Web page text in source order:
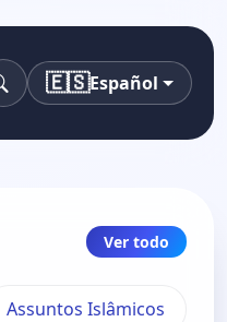
buscar🇪🇸Español
Ver todo
Assuntos Islâmicos